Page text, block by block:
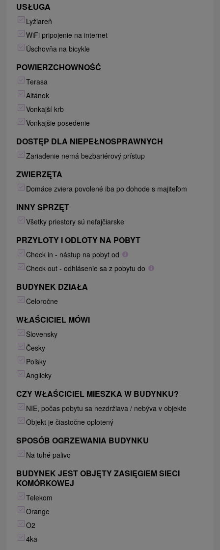
USŁUGA
Lyžiareň
WiFi pripojenie na internet
Úschovňa na bicykle
POWIERZCHOWNOŚĆ
Terasa
Altánok
Vonkajší krb
Vonkajšie posedenie
DOSTĘP DLA NIEPEŁNOSPRAWNYCH
Zariadenie nemá bezbariérový prístup
ZWIERZĘTA
Domáce zviera povolené iba po dohode s majiteľom
INNY SPRZĘT
Všetky priestory sú nefajčiarske
PRZYLOTY I ODLOTY NA POBYT
Check in - nástup na pobyt od
Check out - odhlásenie sa z pobytu do
BUDYNEK DZIAŁA
Celoročne
WŁAŚCICIEL MÓWI
Slovensky
Česky
Poľsky
Anglicky
CZY WŁAŚCICIEL MIESZKA W BUDYNKU?
NIE, počas pobytu sa nezdržiava / nebýva v objekte
Objekt je čiastočne oplotený
SPOSÓB OGRZEWANIA BUDYNKU
Na tuhé palivo
BUDYNEK JEST OBJĘTY ZASIĘGIEM SIECI
KOMÓRKOWEJ
Telekom
Orange
O2
4ka